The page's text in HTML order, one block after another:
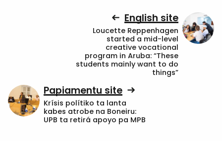
English site
Loucette Reppenhagen
started a mid-level
creative vocational
program in Aruba: “These
students mainly want to do
things”
Papiamentu site
Krísis polítiko ta lanta
kabes atrobe na Boneiru:
UPB ta retirá apoyo pa MPB